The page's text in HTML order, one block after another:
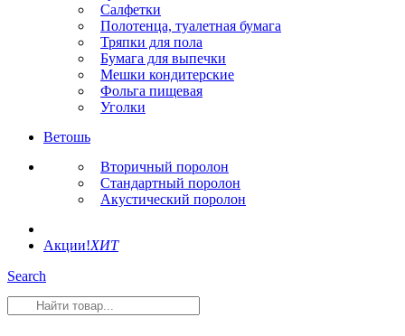
Салфетки
Полотенца, туалетная бумага
Тряпки для пола
Бумага для выпечки
Мешки кондитерские
Фольга пищевая
Уголки
Ветошь
Вторичный поролон
Стандартный поролон
Акустический поролон
Акции!ХИТ
Search